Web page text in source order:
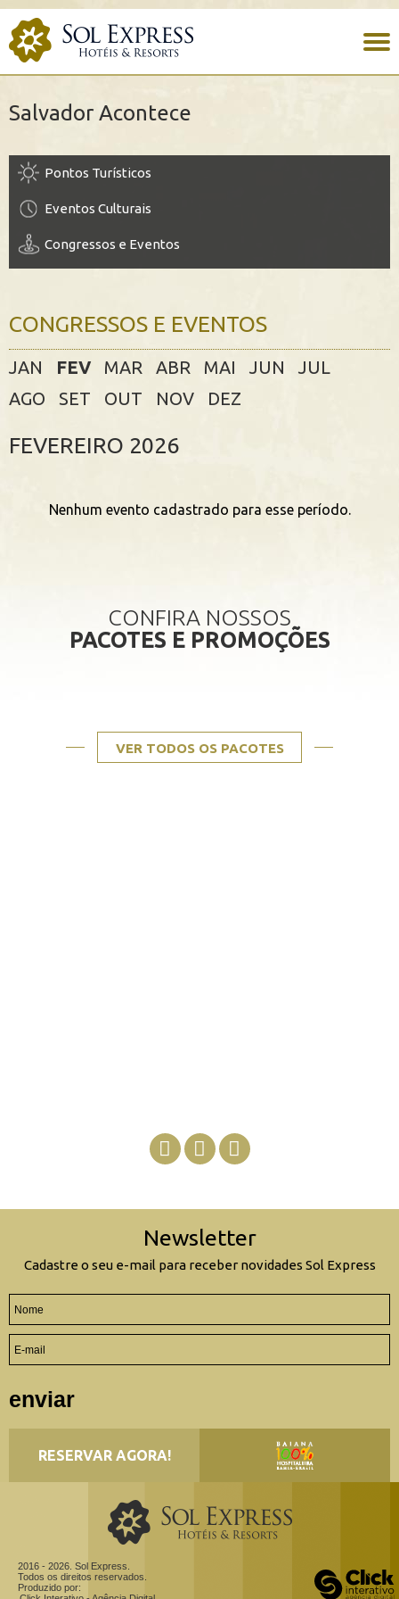
Salvador Acontece
Pontos Turísticos
Eventos Culturais
Congressos e Eventos
CONGRESSOS E EVENTOS
JAN FEV MAR ABR MAI JUN
JUL
AGO
SET OUT NOV DEZ
FEVEREIRO 2026
Nenhum evento cadastrado para esse período.
CONFIRA NOSSOS
PACOTES E PROMOÇÕES
VER TODOS OS PACOTES
Newsletter
Cadastre o seu e-mail para receber novidades Sol Express
enviar
RESERVAR AGORA!
2016 - 2026. Sol Express.
Todos os direitos reservados.
Produzido por: